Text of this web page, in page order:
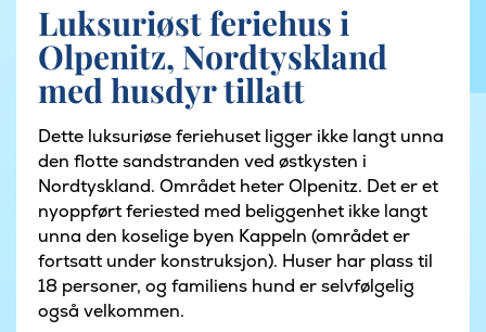
Luksuriøst feriehus i
Olpenitz, Nordtyskland
med husdyr tillatt
Dette luksuriøse feriehuset ligger ikke langt unna
den flotte sandstranden ved østkysten i
Nordtyskland. Området heter Olpenitz. Det er et
nyoppført feriested med beliggenhet ikke langt
unna den koselige byen Kappeln (området er
fortsatt under konstruksjon). Huser har plass til
18 personer, og familiens hund er selvfølgelig
også velkommen.